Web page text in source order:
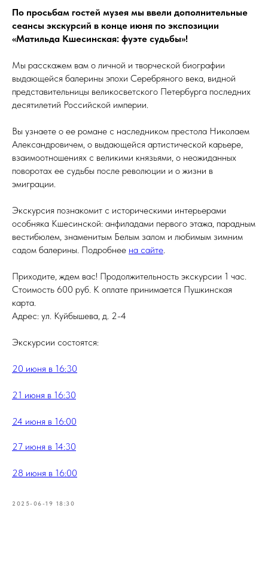
По просьбам гостей музея мы ввели дополнительные
сеансы экскурсий в конце июня по экспозиции
«Матильда Кшесинская: фуэте судьбы»!
Мы расскажем вам о личной и творческой биографии
выдающейся балерины эпохи Серебряного века, видной
представительницы великосветского Петербурга последних
десятилетий Российской империи.
Вы узнаете о ее романе с наследником престола Николаем
Александровичем, о выдающейся артистической карьере,
взаимоотношениях с великими князьями, о неожиданных
поворотах ее судьбы после революции и о жизни в
эмиграции.
Экскурсия познакомит с историческими интерьерами
особняка Кшесинской: анфиладами первого этажа, парадным
вестибюлем, знаменитым Белым залом и любимым зимним
садом балерины. Подробнее на сайте.
Приходите, ждем вас! Продолжительность экскурсии 1 час.
Стоимость 600 руб. К оплате принимается Пушкинская
карта.
Адрес: ул. Куйбышева, д. 2-4
Экскурсии состоятся:
20 июня в 16:30
21 июня в 16:30
24 июня в 16:00
27 июня в 14:30
28 июня в 16:00
2025-06-19 18:30